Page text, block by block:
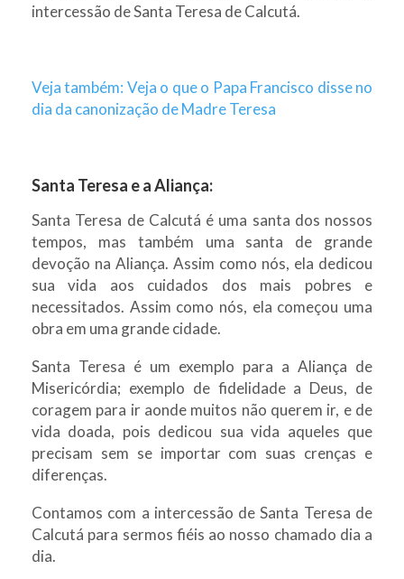
intercessão de Santa Teresa de Calcutá.
Veja também: Veja o que o Papa Francisco disse no
dia da canonização de Madre Teresa
Santa Teresa e a Aliança:
Santa Teresa de Calcutá é uma santa dos nossos
tempos, mas também uma santa de grande
devoção na Aliança. Assim como nós, ela dedicou
sua vida aos cuidados dos mais pobres e
necessitados. Assim como nós, ela começou uma
obra em uma grande cidade.
Santa Teresa é um exemplo para a Aliança de
Misericórdia; exemplo de fidelidade a Deus, de
coragem para ir aonde muitos não querem ir, e de
vida doada, pois dedicou sua vida aqueles que
precisam sem se importar com suas crenças e
diferenças.
Contamos com a intercessão de Santa Teresa de
Calcutá para sermos fiéis ao nosso chamado dia a
dia.